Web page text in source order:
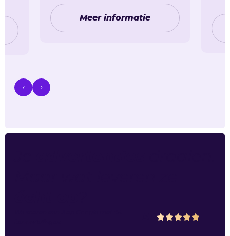
Meer informatie
‹ ›